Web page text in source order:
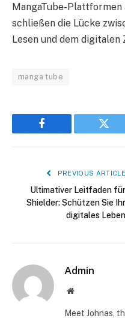
MangaTube-
schließen die Lücke
Lesen und dem digitalen
manga tube
Facebook
PREVIOUS ARTICLE
Ultimativer Leitfaden für
Shielder: Schützen Sie Ihr
digitales Leben
Admin
Website
Meet Johnas,